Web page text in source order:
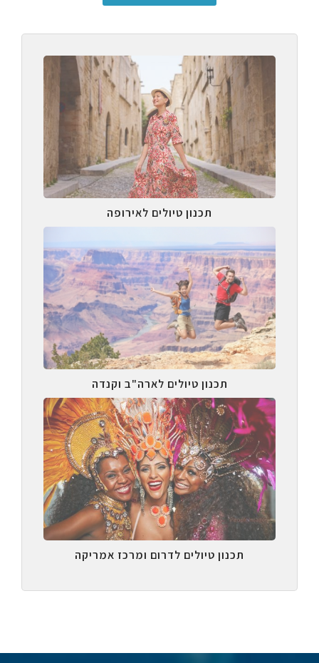
תכנון טיולים לאירופה
תכנון טיולים לארה"ב וקנדה
תכנון טיולים לדרום ומרכז אמריקה